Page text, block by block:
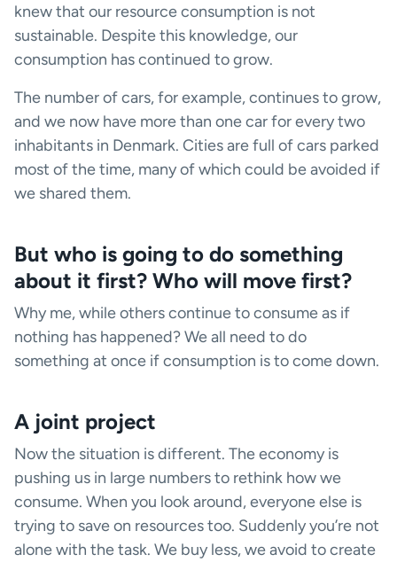
knew that our resource consumption is not
sustainable. Despite this knowledge, our
consumption has continued to grow.
The number of cars, for example, continues to grow,
and we now have more than one car for every two
inhabitants in Denmark. Cities are full of cars parked
most of the time, many of which could be avoided if
we shared them.
But who is going to do something
about it first? Who will move first?
Why me, while others continue to consume as if
nothing has happened? We all need to do
something at once if consumption is to come down.
A joint project
Now the situation is different. The economy is
pushing us in large numbers to rethink how we
consume. When you look around, everyone else is
trying to save on resources too. Suddenly you’re not
alone with the task. We buy less, we avoid to create